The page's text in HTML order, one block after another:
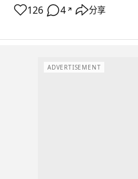
126 4 ↗ 分享
ADVERTISEMENT